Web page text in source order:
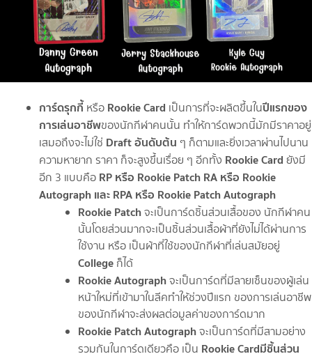
การ์ดรุกกี้ หรือ Rookie Card เป็นการที่จะผลิตขึ้นในปีแรกของ
การเล่นอาชีพของนักกีฬาคนนั้น ทำให้การ์ดพวกนี้มักมีราคาอยู่
เสมอถึงจะไม่ใช่ Draft อันดับต้น ๆ ก็ตามและยิ่งเวลาผ่านไปนาน
ความหายาก ราคา ก็จะสูงขึ้นเรื่อย ๆ อีกทั้ง Rookie Card ยังมี
อีก 3 แบบคือ RP หรือ Rookie Patch RA หรือ Rookie
Autograph และ RPA หรือ Rookie Patch Autograph
Rookie Patchจะเป็นการ์ดชิ้นส่วนเสื้อของ นักกีฬาคน
นั้นโดยส่วนมากจะเป็นชิ้นส่วนเสื้อผ้าที่ยังไม่ได้ผ่านการ
ใช้งาน หรือ เป็นผ้าที่ใช้ของนักกีฬาที่เล่นสมัยอยู่
College ก็ได้
Rookie Autographจะเป็นการ์ดที่มีลายเซ็นของผู้เล่น
หน้าใหม่ที่เข้ามาในลีคทำให้ช่วงปีแรก ของการเล่นอาชีพ
ของนักกีฬาจะส่งผลต่อมูลค่าของการ์ดมาก
Rookie Patch Autographจะเป็นการ์ดที่มีสามอย่าง
รวมกันในการ์ดเดียวคือ เป็น Rookie Cardมีชิ้นส่วน